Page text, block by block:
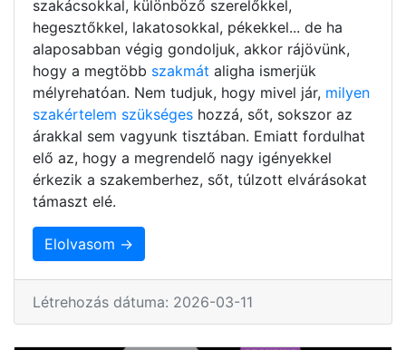
szakácsokkal, különböző szerelőkkel,
hegesztőkkel, lakatosokkal, pékekkel... de ha
alaposabban végig gondoljuk, akkor rájövünk,
hogy a megtöbb szakmát aligha ismerjük
mélyrehatóan. Nem tudjuk, hogy mivel jár, milyen
szakértelem szükséges hozzá, sőt, sokszor az
árakkal sem vagyunk tisztában. Emiatt fordulhat
elő az, hogy a megrendelő nagy igényekkel
érkezik a szakemberhez, sőt, túlzott elvárásokat
támaszt elé.
Elolvasom →
Létrehozás dátuma: 2026-03-11